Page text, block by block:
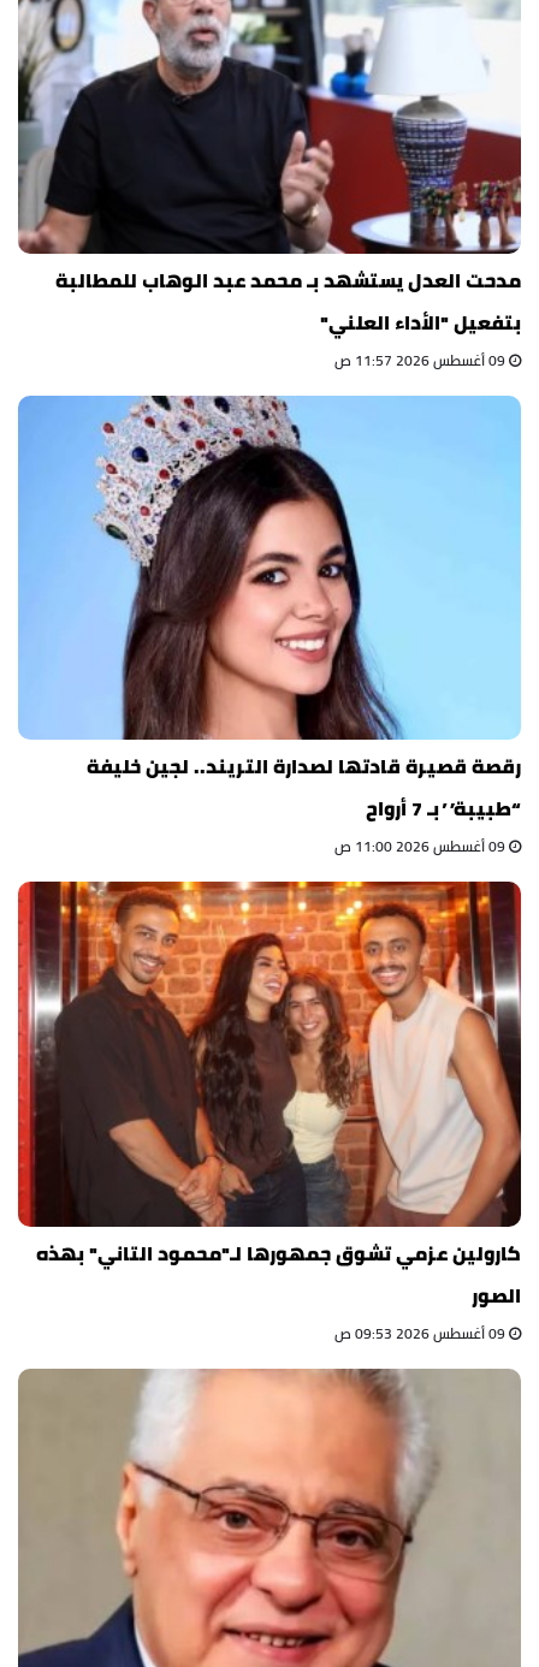
مدحت العدل يستشهد بـ محمد عبد الوهاب للمطالبة
بتفعيل "الأداء العلني"
رقصة قصيرة قادتها لصدارة التريند.. لجين خليفة
“طبيبة” بـ 7 أرواح
كارولين عزمي تشوق جمهورها لـ"محمود التاني" بهذه
الصور